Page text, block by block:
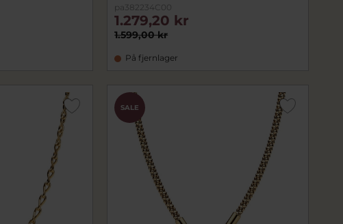
pa382234C00
1.599,00 kr
1.279,20 kr
På fjernlager
SALE